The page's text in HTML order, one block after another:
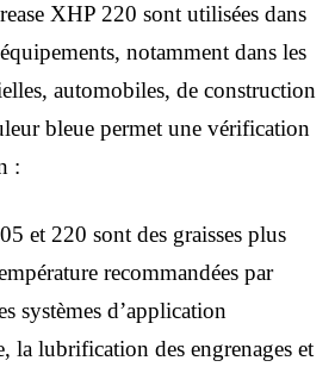
XHP 220 sont utilisées dans
notamment dans les
automobiles, de construction
bleue permet une vérification
:
et 220 sont des graisses plus
recommandées par
systèmes d’application
la lubrification des engrenages et